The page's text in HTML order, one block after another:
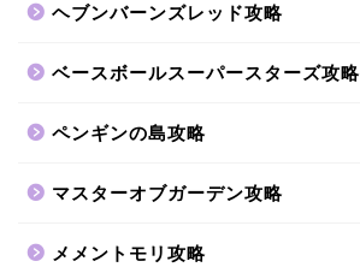
ヘブンバーンズレッド攻略
ベースボールスーパースターズ攻略
ペンギンの島攻略
マスターオブガーデン攻略
メメントモリ攻略